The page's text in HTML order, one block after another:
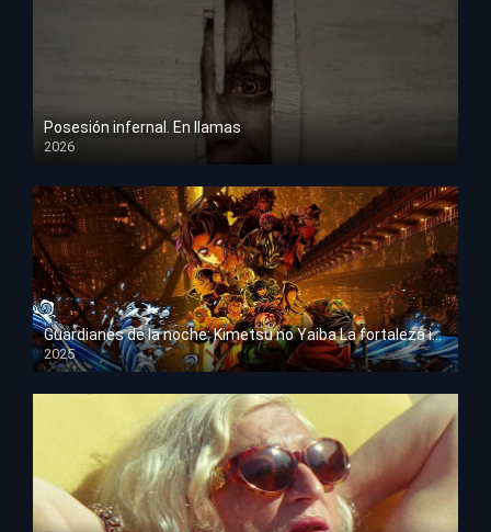
Posesión infernal. En llamas
2026
HD 1080p
Guardianes de la noche: Kimetsu no Yaiba La fortaleza infinita
2025
HD 1080p